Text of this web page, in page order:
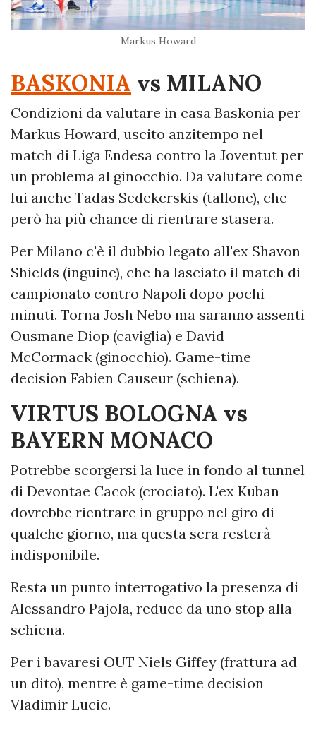
Markus Howard
BASKONIA vs MILANO
Condizioni da valutare in casa Baskonia per
Markus Howard, uscito anzitempo nel
match di Liga Endesa contro la Joventut per
un problema al ginocchio. Da valutare come
lui anche Tadas Sedekerskis (tallone), che
però ha più chance di rientrare stasera.
Per Milano c'è il dubbio legato all'ex Shavon
Shields (inguine), che ha lasciato il match di
campionato contro Napoli dopo pochi
minuti. Torna Josh Nebo ma saranno assenti
Ousmane Diop (caviglia) e David
McCormack (ginocchio). Game-time
decision Fabien Causeur (schiena).
VIRTUS BOLOGNA vs
BAYERN MONACO
Potrebbe scorgersi la luce in fondo al tunnel
di Devontae Cacok (crociato). L'ex Kuban
dovrebbe rientrare in gruppo nel giro di
qualche giorno, ma questa sera resterà
indisponibile.
Resta un punto interrogativo la presenza di
Alessandro Pajola, reduce da uno stop alla
schiena.
Per i bavaresi OUT Niels Giffey (frattura ad
un dito), mentre è game-time decision
Vladimir Lucic.